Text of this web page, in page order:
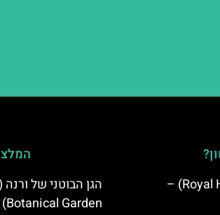
מלון רויאל ורנה (Royal Hotel) –
Botanical Garden)